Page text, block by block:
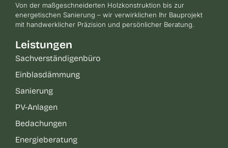
Von der maßgeschneiderten Holzkonstruktion bis zur
energetischen Sanierung – wir verwirklichen Ihr Bauprojekt
mit handwerklicher Präzision und persönlicher Beratung.
Leistungen
Sachverständigenbüro
Einblasdämmung
Sanierung
PV-Anlagen
Bedachungen
Energieberatung